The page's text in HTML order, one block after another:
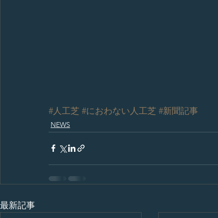
#人工芝 #におわない人工芝 #新聞記事
NEWS
最新記事